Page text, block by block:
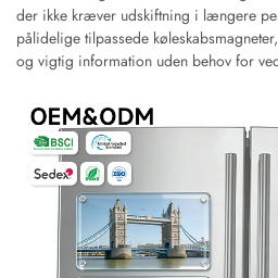
der ikke kræver udskiftning i længere
pålidelige tilpassede
og vigtig information uden behov for